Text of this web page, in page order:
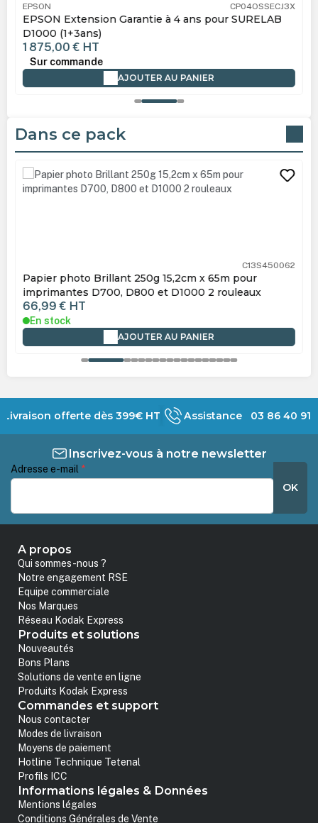
EPSON CP04OSSECJ3X
EPSON Extension Garantie à 4 ans pour SURELAB
D1000 (1+3ans)
1 875,00 € HT
Sur commande
AJOUTER AU PANIER
Dans ce pack
Ignorer la galerie de produits
C13S450062
Papier photo Brillant 250g 15,2cm x 65m pour
imprimantes D700, D800 et D1000 2 rouleaux
66,99 € HT
En stock
AJOUTER AU PANIER
Livraison offerte dès 399€ HT Assistance 03 86 40 91
Inscrivez-vous à notre newsletter
Adresse e-mail *
OK
A propos
Qui sommes-nous ?
Notre engagement RSE
Equipe commerciale
Nos Marques
Réseau Kodak Express
Produits et solutions
Nouveautés
Bons Plans
Solutions de vente en ligne
Produits Kodak Express
Commandes et support
Nous contacter
Modes de livraison
Moyens de paiement
Hotline Technique Tetenal
Profils ICC
Informations légales & Données
Mentions légales
Conditions Générales de Vente